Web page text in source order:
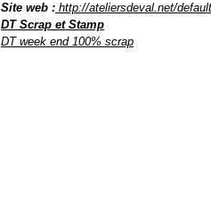
Site web : http://ateliersdeval.net/
DT Scrap et Stamp
DT week end 100% scrap